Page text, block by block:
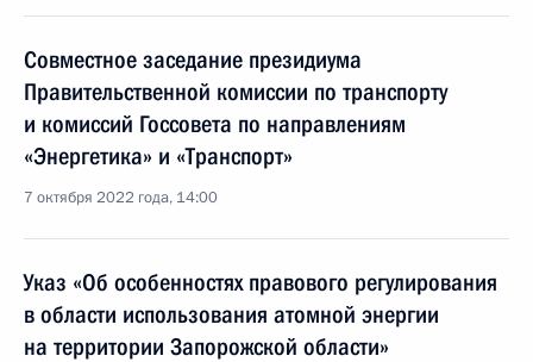
Совместное заседание президиума
Правительственной комиссии по транспорту
и комиссий Госсовета по направлениям
«Энергетика» и «Транспорт»
7 октября 2022 года, 14:00
Указ «Об особенностях правового регулирования
в области использования атомной энергии
на территории Запорожской области»